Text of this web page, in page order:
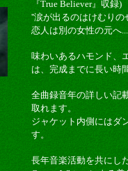
『True Believer』収録)
''涙が出るのはけむり
恋人は別の女性の元へ
味わいあるハモンド、
は、完成までに長い時
全曲録音年の詳しい記
取れます。
ジャケット内側にはダ
す。
長年音楽活動を共にし